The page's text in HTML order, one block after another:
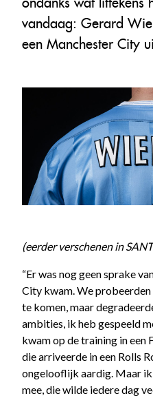
vandaag: Gerard
een Manchester City
(eerder verschenen in
“Er was nog geen sprake
City kwam. We
te komen, maar
ambities, ik heb gespeeld
kwam op de training in een
die arriveerde in een Rolls
ongelooflijk aardig. Maar
mee, die wilde iedere dag